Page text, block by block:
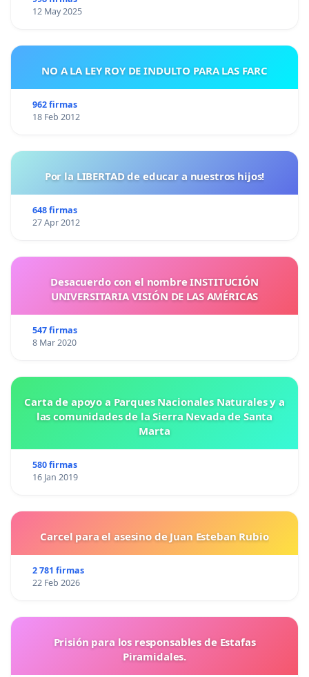
12 May 2025
NO A LA LEY ROY DE INDULTO PARA LAS FARC
962 firmas
18 Feb 2012
Por la LIBERTAD de educar a nuestros hijos!
648 firmas
27 Apr 2012
Desacuerdo con el nombre INSTITUCIÓN
UNIVERSITARIA VISIÓN DE LAS AMÉRICAS
547 firmas
8 Mar 2020
Carta de apoyo a Parques Nacionales Naturales y a
las comunidades de la Sierra Nevada de Santa
Marta
580 firmas
16 Jan 2019
Carcel para el asesino de Juan Esteban Rubio
2 781 firmas
22 Feb 2026
Prisión para los responsables de Estafas
Piramidales.